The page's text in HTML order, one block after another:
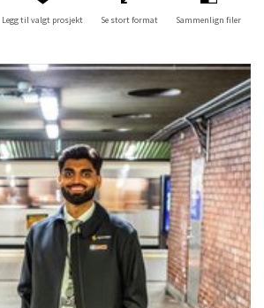
Legg til valgt prosjekt Se stort format Sammenlign filer